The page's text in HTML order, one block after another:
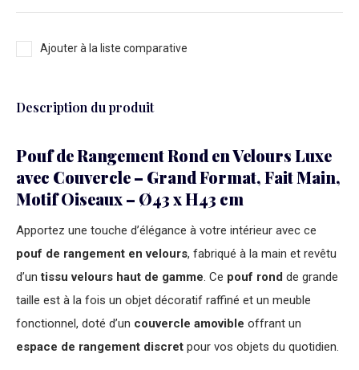
Ajouter à la liste comparative
Description du produit
Pouf de Rangement Rond en Velours Luxe
avec Couvercle – Grand Format, Fait Main,
Motif Oiseaux – Ø43 x H43 cm
Apportez une touche d’élégance à votre intérieur avec ce
pouf de rangement en velours, fabriqué à la main et revêtu
d’untissu velours haut de gamme. Ce pouf rond de grande
taille est à la fois un objet décoratif raffiné et un meuble
fonctionnel, doté d’un couvercle amovible offrant un
espace de rangement discret pour vos objets du quotidien.